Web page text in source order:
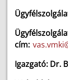
cím:
Igazgató: Dr.